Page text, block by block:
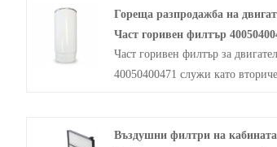
Гореща разпродажба на
Част горивен филтър
Част горивен филтър за
40050400471 служи като
средства Mike. С прецизност на
Въздушни филтри на кабината